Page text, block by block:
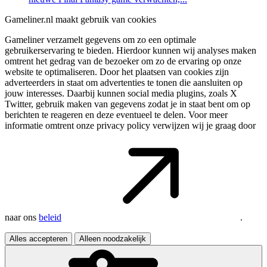
Gameliner.nl maakt gebruik van cookies
Gameliner verzamelt gegevens om zo een optimale
gebruikerservaring te bieden. Hierdoor kunnen wij analyses maken
omtrent het gedrag van de bezoeker om zo de ervaring op onze
website te optimaliseren. Door het plaatsen van cookies zijn
adverteerders in staat om advertenties te tonen die aansluiten op
jouw interesses. Daarbij kunnen social media plugins, zoals X
Twitter, gebruik maken van gegevens zodat je in staat bent om op
berichten te reageren en deze eventueel te delen. Voor meer
informatie omtrent onze privacy policy verwijzen wij je graag door
naar ons beleid .
Alles accepteren Alleen noodzakelijk